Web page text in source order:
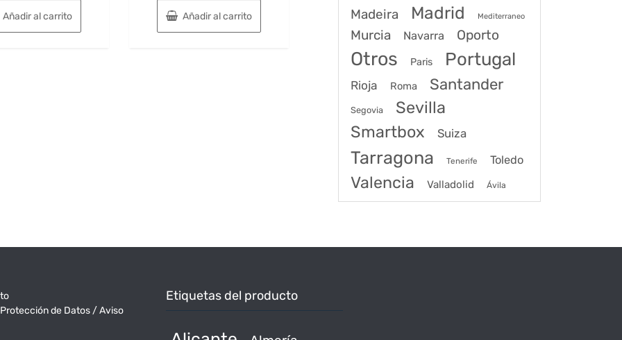
original
era:
actual
es:
Añadir al carrito
original
era:
actual
es:
Añadir al carrito Madeira Madrid Mediterraneo
Murcia Navarra Oporto
Otros Paris Portugal
Rioja Roma Santander
Segovia
Sevilla
Smartbox
Suiza
Tarragona Tenerife Toledo
Valencia Valladolid Ávila
de Datos / Aviso
Etiquetas del producto